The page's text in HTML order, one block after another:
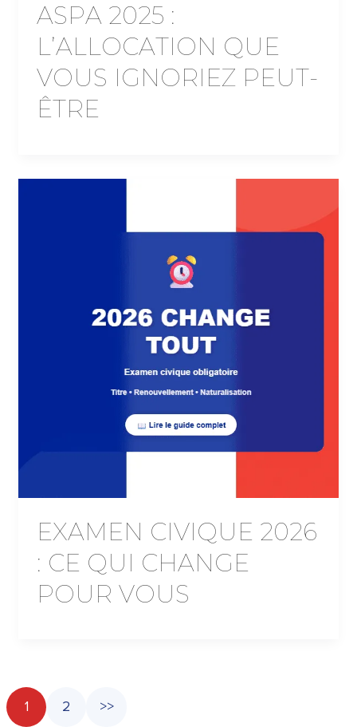
ASPA 2025 :
L’ALLOCATION QUE
VOUS IGNORIEZ PEUT-
ÊTRE
EXAMEN CIVIQUE 2026
: CE QUI CHANGE
POUR VOUS
1 2 >>